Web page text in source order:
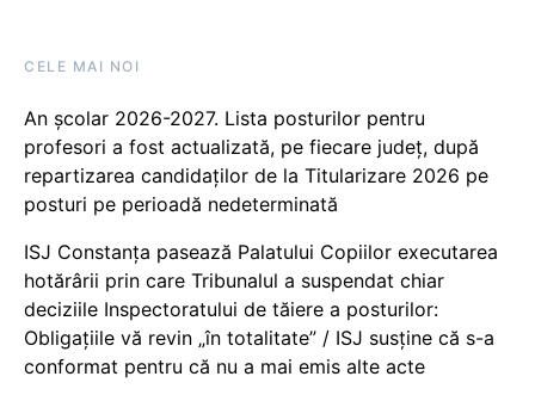
CELE MAI NOI
An școlar 2026-2027. Lista posturilor pentru
profesori a fost actualizată, pe fiecare județ, după
repartizarea candidaților de la Titularizare 2026 pe
posturi pe perioadă nedeterminată
ISJ Constanța pasează Palatului Copiilor executarea
hotărârii prin care Tribunalul a suspendat chiar
deciziile Inspectoratului de tăiere a posturilor:
Obligațiile vă revin „în totalitate” / ISJ susține că s-a
conformat pentru că nu a mai emis alte acte